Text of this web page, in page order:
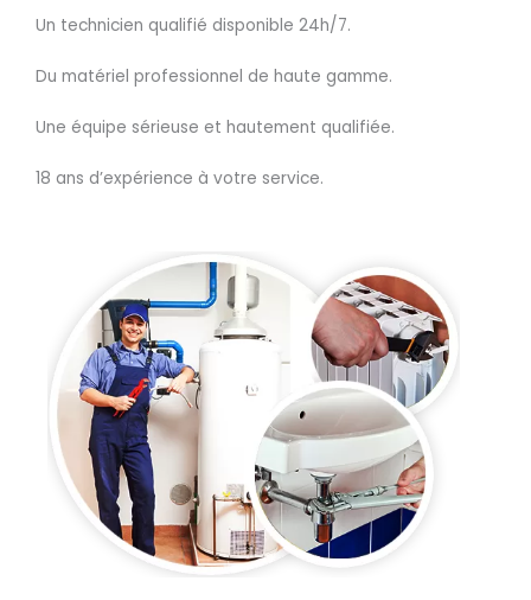
Un technicien qualifié disponible 24h/7.
Du matériel professionnel de haute gamme.
Une équipe sérieuse et hautement qualifiée.
18 ans d’expérience à votre service.